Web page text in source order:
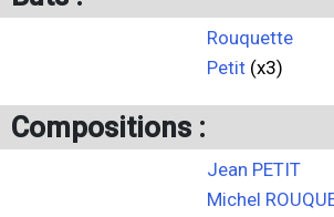
Rouquette
Petit(x3)
Compositions :
Jean PETIT
Michel